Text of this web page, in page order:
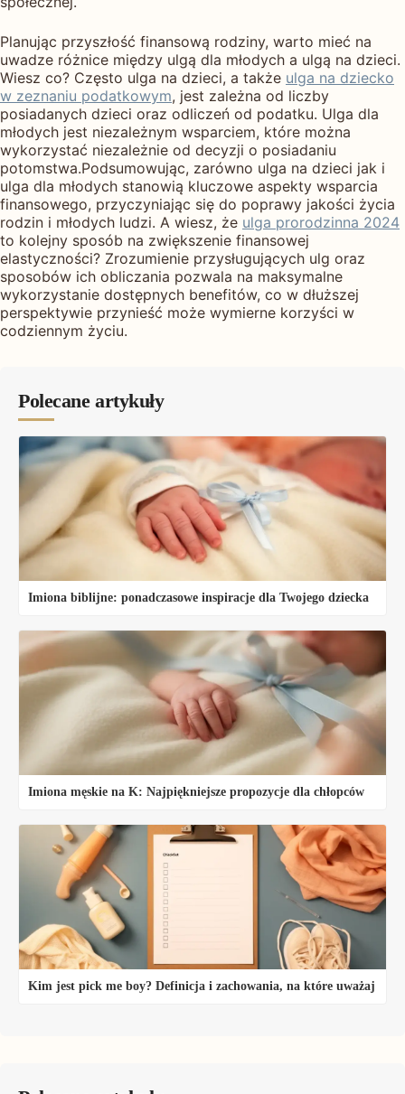
Planując przyszłość finansową rodziny, warto mieć na
uwadze różnice między ulgą dla młodych a ulgą na dzieci.
Wiesz co? Często ulga na dzieci, a także ulga na dziecko
w zeznaniu podatkowym, jest zależna od liczby
posiadanych dzieci oraz odliczeń od podatku. Ulga dla
młodych jest niezależnym wsparciem, które można
wykorzystać niezależnie od decyzji o posiadaniu
potomstwa.Podsumowując, zarówno ulga na dzieci jak i
ulga dla młodych stanowią kluczowe aspekty wsparcia
finansowego, przyczyniając się do poprawy jakości życia
rodzin i młodych ludzi. A wiesz, że ulga prorodzinna 2024
to kolejny sposób na zwiększenie finansowej
elastyczności? Zrozumienie przysługujących ulg oraz
sposobów ich obliczania pozwala na maksymalne
wykorzystanie dostępnych benefitów, co w dłuższej
perspektywie przynieść może wymierne korzyści w
codziennym życiu.
Polecane artykuły
Imiona biblijne: ponadczasowe inspiracje dla Twojego dziecka
Imiona męskie na K: Najpiękniejsze propozycje dla chłopców
Kim jest pick me boy? Definicja i zachowania, na które uważaj